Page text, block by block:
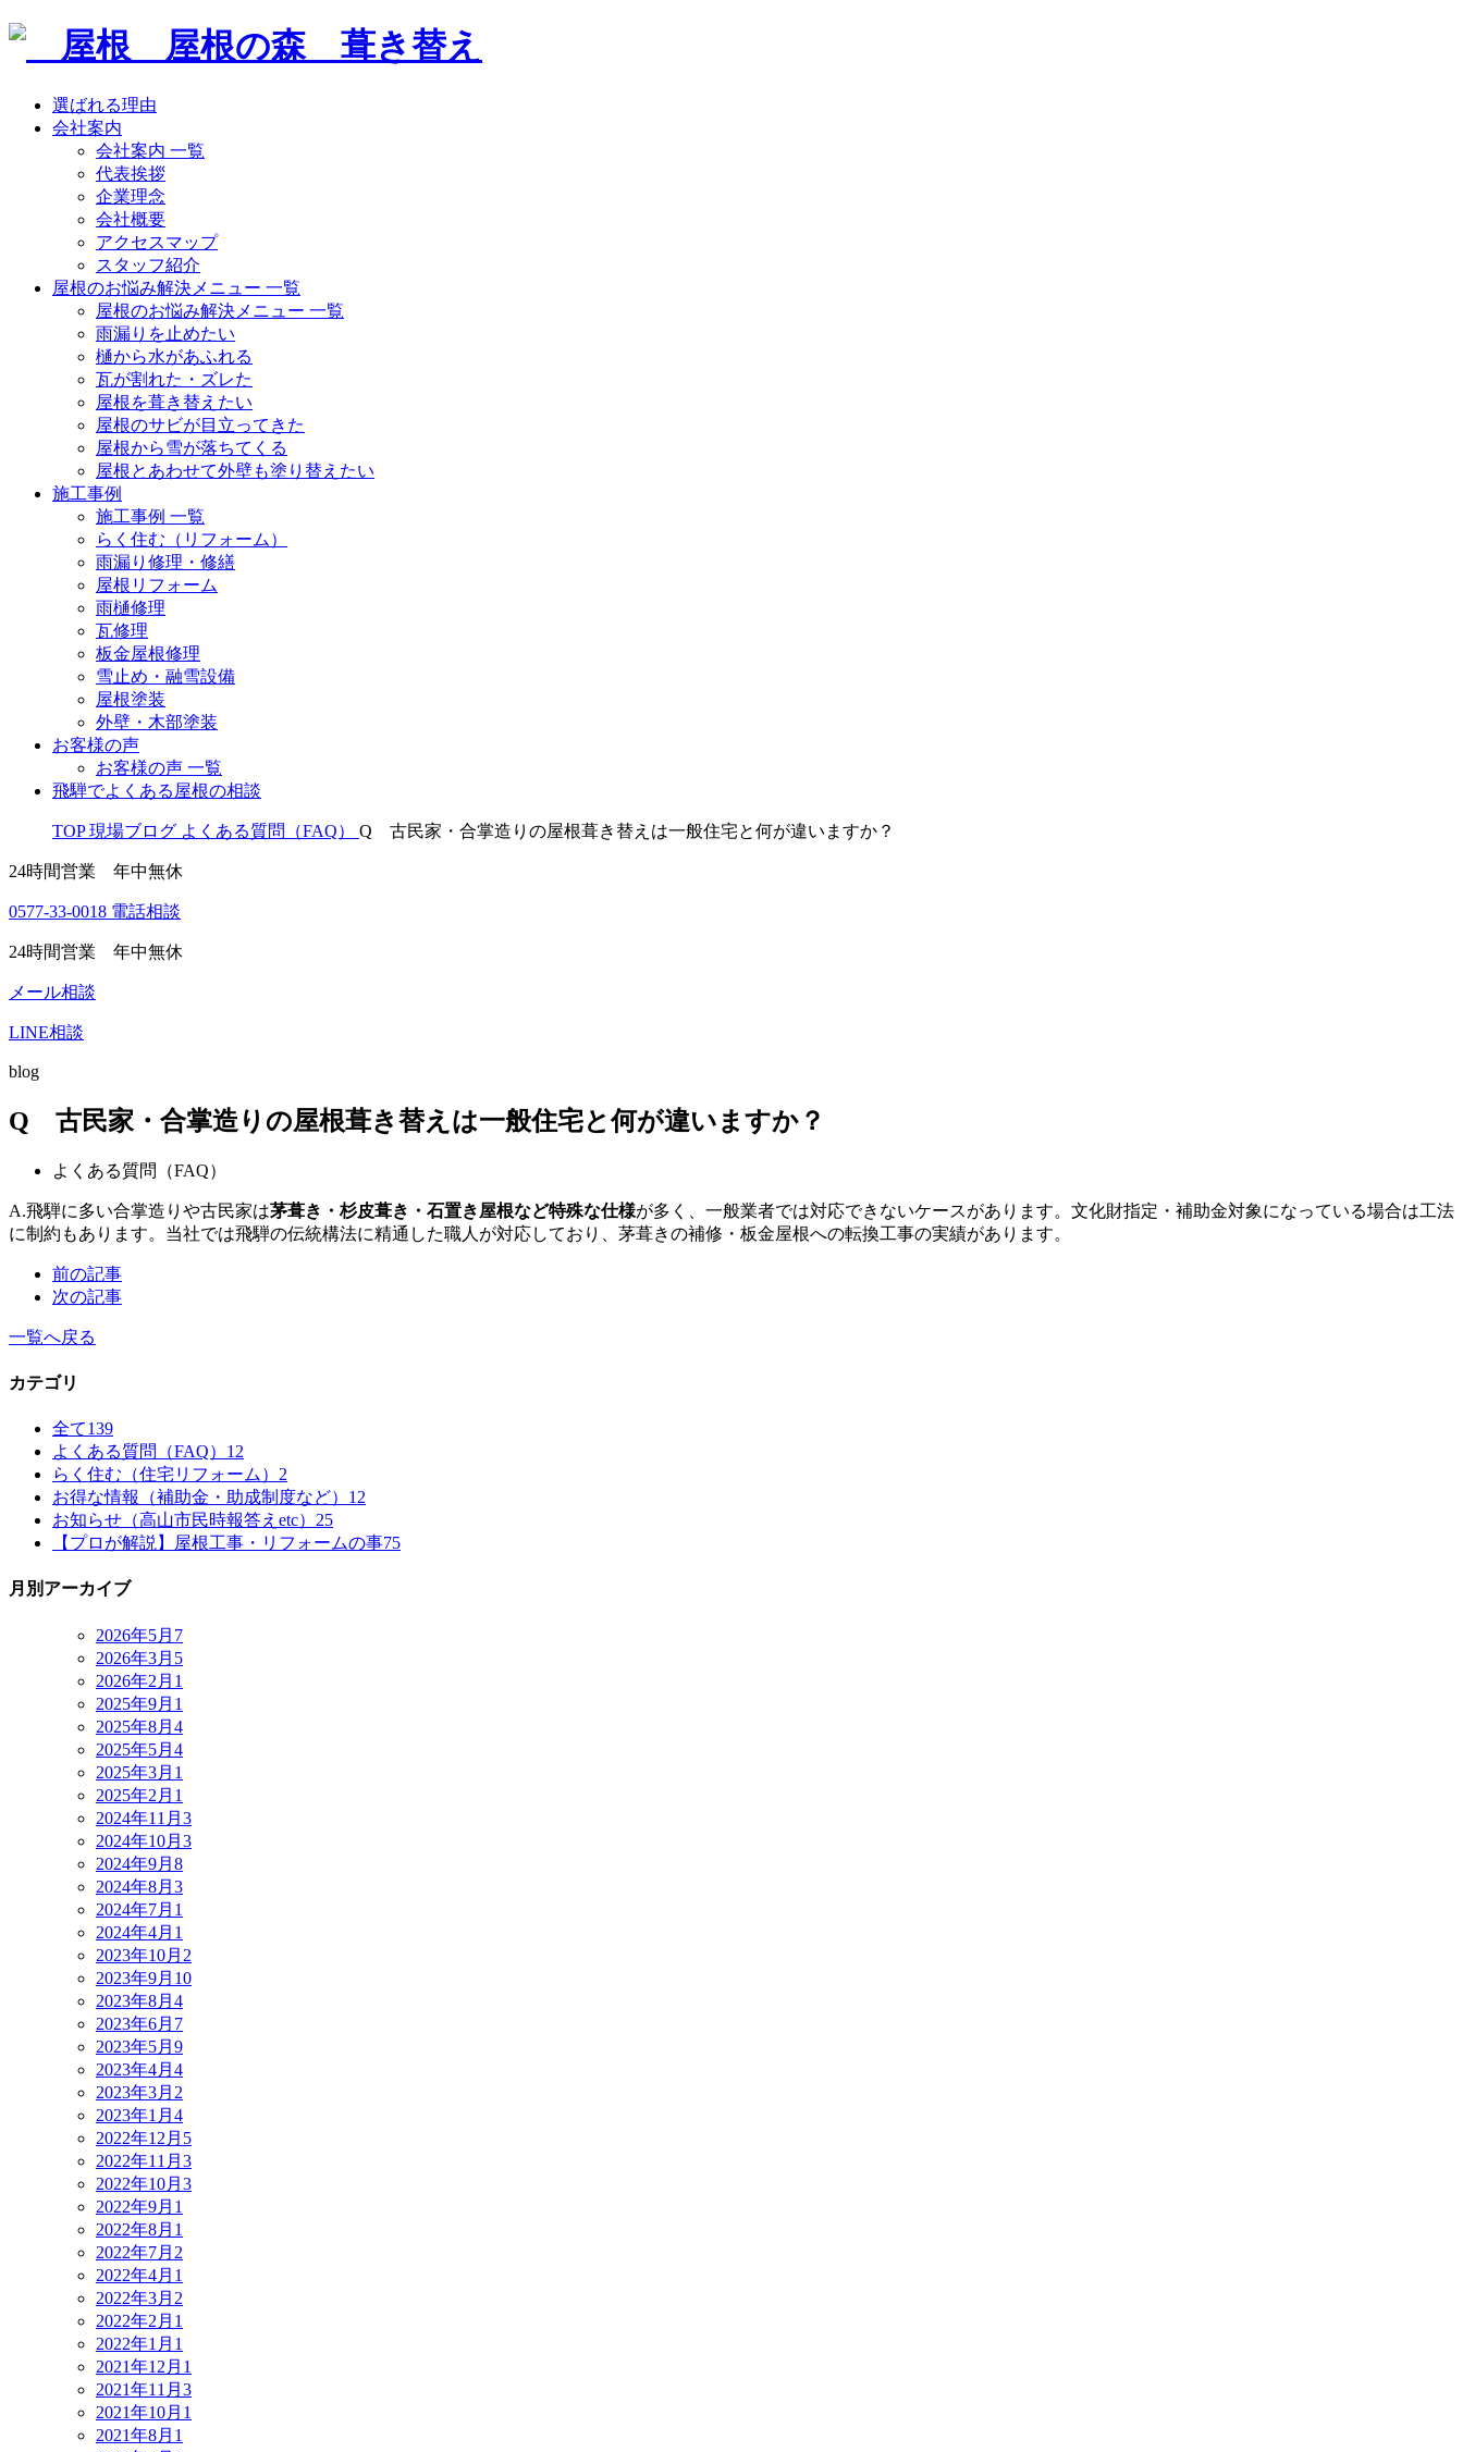
選ばれる理由
会社案内
会社案内 一覧
代表挨拶
企業理念
会社概要
アクセスマップ
スタッフ紹介
屋根のお悩み解決メニュー 一覧
屋根のお悩み解決メニュー 一覧
雨漏りを止めたい
樋から水があふれる
瓦が割れた・ズレた
屋根を葺き替えたい
屋根のサビが目立ってきた
屋根から雪が落ちてくる
屋根とあわせて外壁も塗り替えたい
施工事例
施工事例 一覧
らく住む（リフォーム）
雨漏り修理・修繕
屋根リフォーム
雨樋修理
瓦修理
板金屋根修理
雪止め・融雪設備
屋根塗装
外壁・木部塗装
お客様の声
お客様の声 一覧
飛騨でよくある屋根の相談
TOP 現場ブログ よくある質問（FAQ） Q 古民家・合掌造りの屋根葺き替えは一般住宅と何が違いますか？
24時間営業 年中無休
0577-33-0018 電話相談
24時間営業 年中無休
メール相談
LINE相談
blog
Q 古民家・合掌造りの屋根葺き替えは一般住宅と何が違いますか？
よくある質問（FAQ）
A.飛騨に多い合掌造りや古民家は茅葺き・杉皮葺き・石置き屋根など特殊な仕様が多く、一般業者では対応できないケースがあります。文化財指定・補助金対象になっている場合は工法
に制約もあります。当社では飛騨の伝統構法に精通した職人が対応しており、茅葺きの補修・板金屋根への転換工事の実績があります。
前の記事
次の記事
一覧へ戻る
カテゴリ
全て139
よくある質問（FAQ） 12
らく住む（住宅リフォーム） 2
お得な情報（補助金・助成制度など） 12
お知らせ（高山市民時報答えetc） 25
【プロが解説】屋根工事・リフォームの事75
月別アーカイブ
2026年5月 7
2026年3月 5
2026年2月 1
2025年9月 1
2025年8月 4
2025年5月 4
2025年3月 1
2025年2月 1
2024年11月 3
2024年10月 3
2024年9月 8
2024年8月 3
2024年7月 1
2024年4月 1
2023年10月 2
2023年9月 10
2023年8月 4
2023年6月 7
2023年5月 9
2023年4月 4
2023年3月 2
2023年1月 4
2022年12月 5
2022年11月 3
2022年10月 3
2022年9月 1
2022年8月 1
2022年7月 2
2022年4月 1
2022年3月 2
2022年2月 1
2022年1月 1
2021年12月 1
2021年11月 3
2021年10月 1
2021年8月 1